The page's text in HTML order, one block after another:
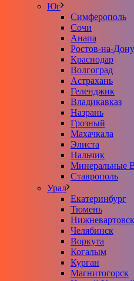
Юг
Симферополь
Сочи
Анапа
Ростов-на-Дону
Краснодар
Волгоград
Астрахань
Геленджик
Владикавказ
Назрань
Грозный
Махачкала
Элиста
Нальчик
Минеральные
Ставрополь
Урал
Екатеринбург
Тюмень
Нижневартовск
Челябинск
Воркута
Когалым
Курган
Магнитогорск